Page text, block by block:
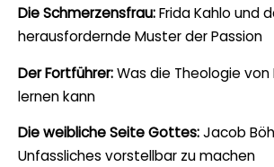
Die Schmerzensfrau:Frida Kahlo und
herausfordernde Muster der Passion
Der Fortführer:Was die Theologie
lernen kann
Die weibliche Seite Gottes:Jacob
Unfassliches vorstellbar zu machen